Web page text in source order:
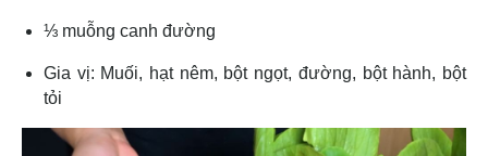
⅓ muỗng canh đường
Gia vị: Muối, hạt nêm, bột ngọt, đường, bột hành, bột
tỏi